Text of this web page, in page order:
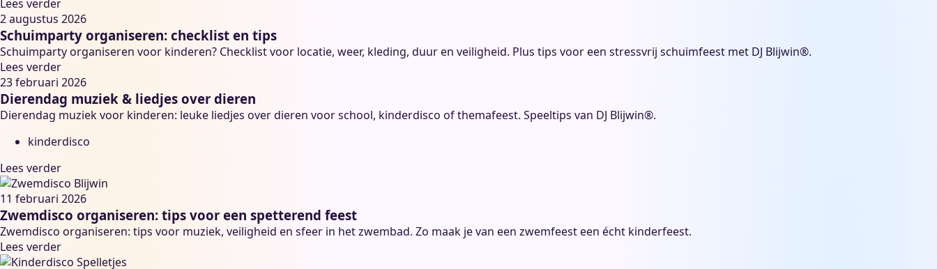
Lees verder
2 augustus 2026
Schuimparty organiseren: checklist en tips
Schuimparty organiseren voor kinderen? Checklist voor locatie, weer, kleding, duur en veiligheid. Plus tips voor een stressvrij schuimfeest met DJ Blijwin®.
Lees verder
23 februari 2026
Dierendag muziek & liedjes over dieren
Dierendag muziek voor kinderen: leuke liedjes over dieren voor school, kinderdisco of themafeest. Speeltips van DJ Blijwin®.
kinderdisco
Lees verder
11 februari 2026
Zwemdisco organiseren: tips voor een spetterend feest
Zwemdisco organiseren: tips voor muziek, veiligheid en sfeer in het zwembad. Zo maak je van een zwemfeest een écht kinderfeest.
Lees verder